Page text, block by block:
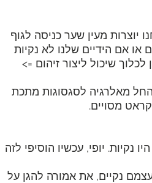
יוצרות מעין שער כניסה לגוף
או אם הידיים שלנו לא נקיות
שיכול ליצור זיהום =>
החל מאלרגיה לסגסוגות מתכת
מסויים.
יופי, עכשיו הוסיפי לזה
נקיים, את אמורה להגן על